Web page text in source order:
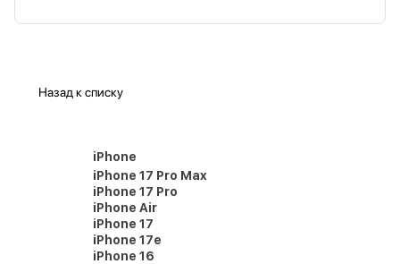
Назад к списку
iPhone
iPhone 17 Pro Max
iPhone 17 Pro
iPhone Air
iPhone 17
iPhone 17e
iPhone 16